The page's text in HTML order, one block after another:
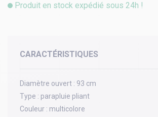
Produit en stock expédié sous 24h !
CARACTÉRISTIQUES
Diamètre ouvert : 93 cm
Type : parapluie pliant
Couleur : multicolore